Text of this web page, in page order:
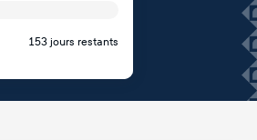
153 jours restants